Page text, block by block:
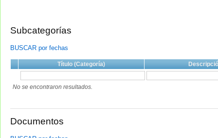
Subcategorías
BUSCAR por fechas
Título (Categoría)
No se encontraron resultados.
Documentos